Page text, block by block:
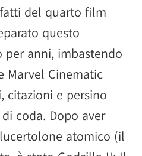
del quarto film
questo
anni, imbastendo
Marvel Cinematic
citazioni e persino
coda. Dopo aver
atomico (il